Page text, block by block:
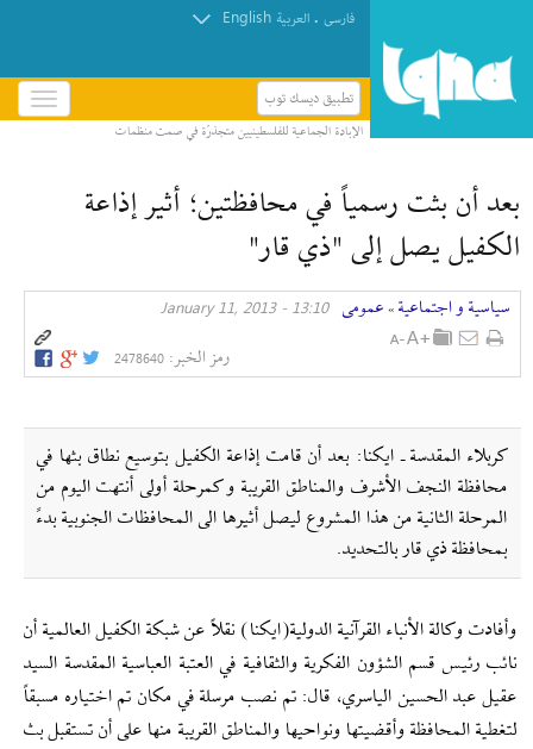
فارسی . العربیة English
تطبيق ديسك توب
باز
و
بعد أن بثت رسمياً في محافظتين؛ أثير إذاعة
الكفيل يصل إلى "ذي قار"
سیاسیة و اجتماعیة » عمومی 13:10 - January 11, 2013
رمز الخبر: 2478640
کربلاء المقدسة ـ ايكنا: بعد أن قامت إذاعة الكفيل بتوسيع نطاق بثها في
محافظة النجف الأشرف والمناطق القريبة و كمرحلة أولى أنتهت اليوم من
المرحلة الثانية من هذا المشروع ليصل أثيرها الى المحافظات الجنوبية بدءً
بمحافظة ذي قار بالتحديد.
وأفادت وكالة الأنباء القرآنية الدولية(ايكنا) نقلاً عن شبكة الكفيل العالمية أن
نائب رئيس قسم الشؤون الفكرية والثقافية في العتبة العباسية المقدسة السيد
عقيل عبد الحسين الياسري، قال: تم نصب مرسلة في مكان تم اختياره مسبقاً
لتغطية المحافظة ‏وأقضيتها ونواحيها والمناطق القريبة منها على أن تستقبل بث